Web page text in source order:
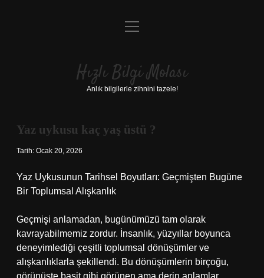
Anasayfa
Yasal Uyarı
menüyü
Hızlı Bilgi Molası
Anlık bilgilerle zihnini tazele!
Yaz uykusu kaç yaş üstü ?
Tarih: Ocak 20, 2026
Yaz Uykusunun Tarihsel Boyutları: Geçmişten Bugüne
Bir Toplumsal Alışkanlık
Geçmişi anlamadan, bugünümüzü tam olarak
kavrayabilmemiz zordur. İnsanlık, yüzyıllar boyunca
deneyimlediği çeşitli toplumsal dönüşümler ve
alışkanlıklarla şekillendi. Bu dönüşümlerin birçoğu,
görünüşte basit gibi görünen ama derin anlamlar